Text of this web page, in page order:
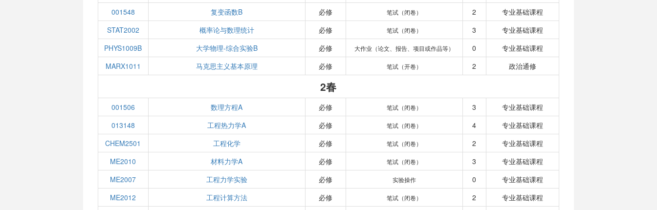
001548
复变函数B 必修 笔试（闭卷） 2
专业基础课程
STAT2002
概率论与数理统计 必修 笔试（闭卷） 3
专业基础课程
PHYS1009B
大学物理-综合实验B 必修 大作业（论文、报告、项目或作品等） 0
专业基础课程
MARX1011
马克思主义基本原理 必修 笔试（开卷） 2 政治通修
2春
001506 数理方程A 必修 笔试（闭卷） 3
专业基础课程
013148
工程热力学A 必修 笔试（闭卷） 4
专业基础课程
CHEM2501
工程化学 必修 笔试（闭卷） 2
专业基础课程
ME2010
材料力学A 必修 笔试（闭卷） 3
专业基础课程
ME2007
工程力学实验 必修 实验操作 0
专业基础课程
ME2012
工程计算方法 必修 笔试（闭卷） 2
专业基础课程